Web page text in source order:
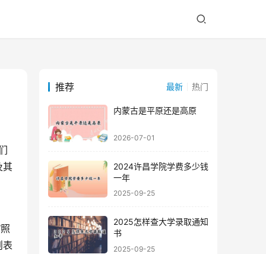
其
表
推荐 最新 热门
内蒙古是平原还是高原
2026-07-01
2024许昌学院学费多少钱
一年
2025-09-25
2025怎样查大学录取通知
书
2025-09-25